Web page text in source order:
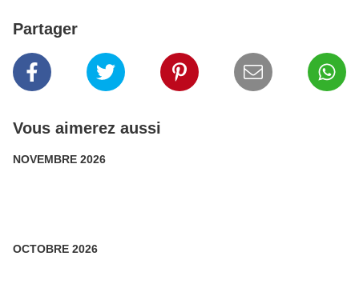
Partager
Vous aimerez aussi
NOVEMBRE 2026
OCTOBRE 2026